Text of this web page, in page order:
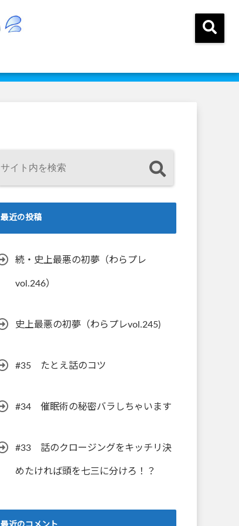
最近の投稿
続・史上最悪の初夢（わらプレ
vol.246）
史上最悪の初夢（わらプレvol.245)
#35 たとえ話のコツ
#34 催眠術の秘密バラしちゃいます
#33 話のクロージングをキッチリ決
めたければ頭を七三に分けろ！？